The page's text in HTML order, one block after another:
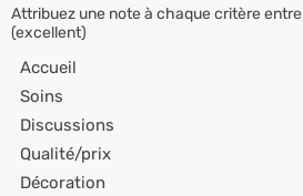
Attribuez une note à chaque critère
(excellent)
Accueil
Soins
Discussions
Qualité/prix
Décoration